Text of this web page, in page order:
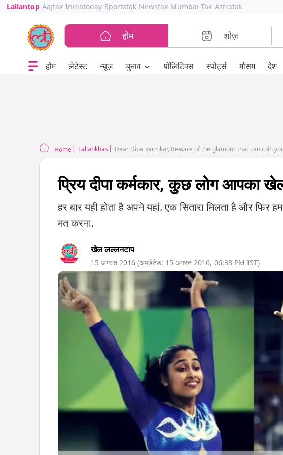
Lallantop Aajtak Indiatoday Sportstak Newstak Mumbai Tak Astrotak
होम शोज़
होम लेटेस्ट न्यूज़ चुनाव ⌄ पॉलिटिक्स स्पोर्ट्स मौसम देश
Home Lallankhas Dear Dipa karmkar, Beware of the glamour that can ruin
प्रिय दीपा कर्मकार, कुछ लोग आपका
हर बार यही होता है अपने यहां. एक सितारा मिलता है और फिर
मत करना.
खेल लल्लनटाप
15 अगस्त 2016 (अपडेटेड: 15 अगस्त 2016, 06:38 PM IST)